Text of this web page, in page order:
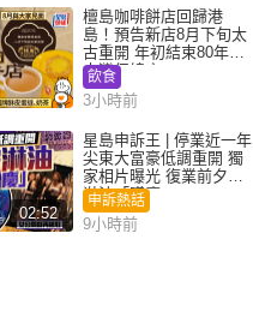
檀島咖啡餅店回歸港
島！預告新店8月下旬太
古重開 年初結束80年歷
史灣仔總店
飲食
3小時前
02:52
星島申訴王 | 停業近一年
尖東大富豪低調重開 獨
家相片曝光 復業前夕被
淋油「贈慶」
申訴熱話
9小時前